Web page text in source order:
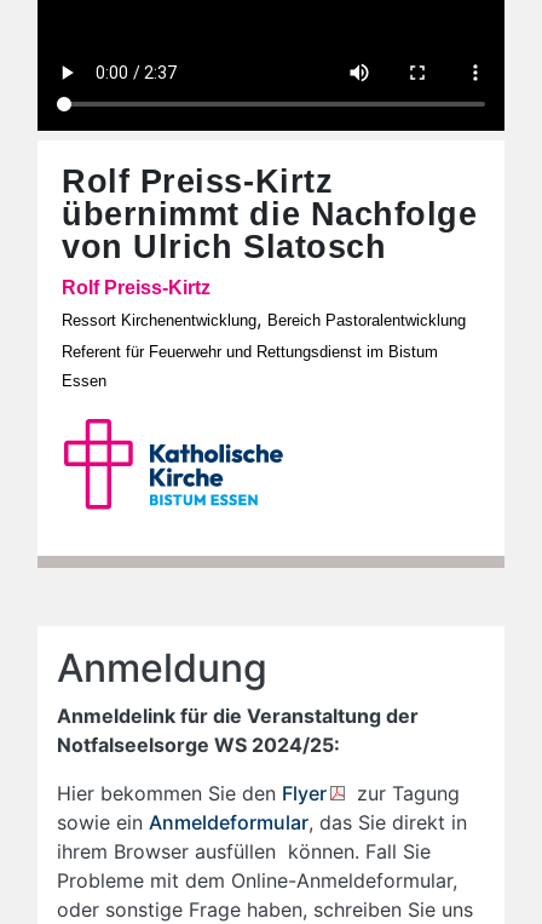
Rolf Preiss-Kirtz
übernimmt die Nachfolge
von Ulrich Slatosch
Rolf Preiss-Kirtz
Ressort Kirchenentwicklung, Bereich Pastoralentwicklung
Referent für Feuerwehr und Rettungsdienst im Bistum
Essen
Anmeldung
Anmeldelink für die Veranstaltung der
Notfalseelsorge WS 2024/25:
Hier bekommen Sie den Flyer
zur Tagung
sowie ein Anmeldeformular, das Sie direkt in
ihrem Browser ausfüllen können. Fall Sie
Probleme mit dem Online-Anmeldeformular,
oder sonstige Frage haben, schreiben Sie uns